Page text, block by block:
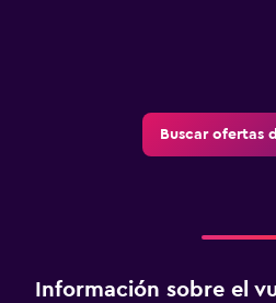
Buscar ofertas
Información sobre el